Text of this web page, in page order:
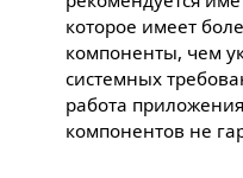
которое имеет
компоненты, чем
системных
работа
компонентов не